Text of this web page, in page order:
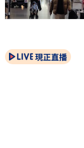
現正直播